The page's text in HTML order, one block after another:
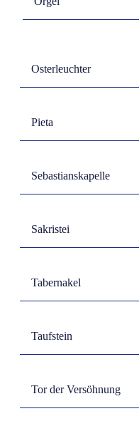
Osterleuchter
Pieta
Sebastianskapelle
Sakristei
Tabernakel
Taufstein
Tor der Versöhnung